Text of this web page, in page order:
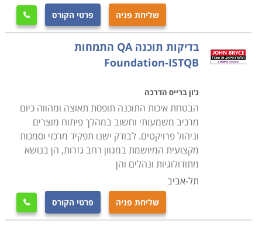
שליחת פניה פרטי הקורס 
בדיקות תוכנה QA התמחות
Foundation-ISTQB
ג'ון ברייס הדרכה
הבטחת איכות התוכנה תופסת תאוצה ומהווה כיום
מרכיב משמעותי וחשוב במהלך פיתוח מוצרים
וניהול פרויקטים. לבודק ישנו תפקיד מרכזי וסמכות
מקצועית המיושמת במגוון רחב גזרות, הן בנושא
מתודולוגיות ונהלים והן
תל-אביב
שליחת פניה פרטי הקורס 